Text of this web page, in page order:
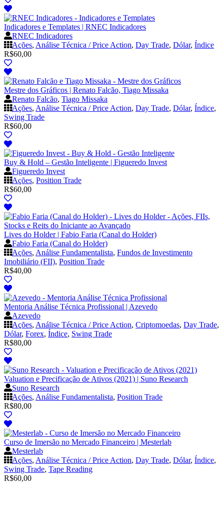
Indicadores e Templates | RNEC Indicadores
RNEC Indicadores
Ações, Análise Técnica / Price Action, Day Trade, Dólar, Índice
R$60,00
Mestre dos Gráficos | Renato Falcão, Tiago Missaka
Renato Falcão, Tiago Missaka
Ações, Análise Técnica / Price Action, Day Trade, Dólar, Índice,
Swing Trade
R$60,00
Buy & Hold – Gestão Inteligente | Figueredo Invest
Figueredo Invest
Ações, Position Trade
R$60,00
Lives do Holder | Fabio Faria (Canal do Holder)
Fabio Faria (Canal do Holder)
Ações, Análise Fundamentalista, Fundos de Investimento
Imobiliário (FII), Position Trade
R$40,00
Mentoria Análise Técnica Profissional | Azevedo
Azevedo
Ações, Análise Técnica / Price Action, Criptomoedas, Day Trade,
Dólar, Forex, Índice, Swing Trade
R$80,00
Valuation e Precificação de Ativos (2021) | Suno Research
Suno Research
Ações, Análise Fundamentalista, Position Trade
R$80,00
Curso de Imersão no Mercado Financeiro | Mesterlab
Mesterlab
Ações, Análise Técnica / Price Action, Day Trade, Dólar, Índice,
Swing Trade, Tape Reading
R$60,00